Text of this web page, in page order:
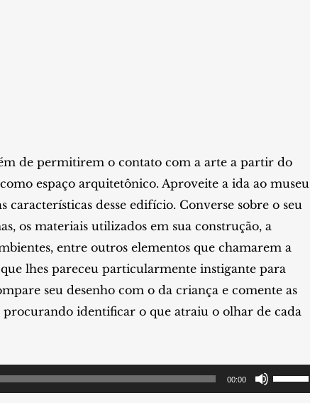
de permitirem o contato com a arte a partir do
espaço arquitetônico. Aproveite a ida ao museu
desse edifício. Converse sobre o seu
os materiais utilizados em sua construção, a
entre outros elementos que chamarem a
lhes pareceu particularmente instigante para
seu desenho com o da criança e comente as
procurando identificar o que atraiu o olhar de cada
00:00
Use
as